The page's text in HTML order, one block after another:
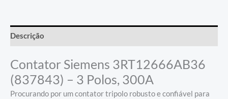
Descrição
Contator Siemens 3RT12666AB36
(837843) – 3 Polos, 300A
Procurando por um contator tripolo robusto e confiável para